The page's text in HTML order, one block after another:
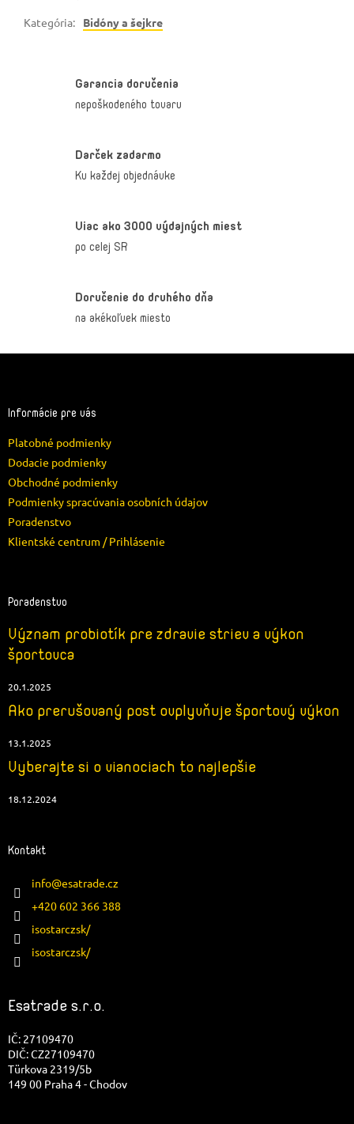
Kategória: Bidóny a šejkre
Garancia doručenia
nepoškodeného tovaru
Darček zadarmo
Ku každej objednávke
Viac ako 3000 výdajných miest
po celej SR
Doručenie do druhého dňa
na akékoľvek miesto
Informácie pre vás
Platobné podmienky
Dodacie podmienky
Obchodné podmienky
Podmienky spracúvania osobních údajov
Poradenstvo
Klientské centrum / Prihlásenie
Poradenstvo
Význam probiotík pre zdravie striev a výkon
športovca
20.1.2025
Ako prerušovaný post ovplyvňuje športový výkon
13.1.2025
Vyberajte si o vianociach to najlepšie
18.12.2024
Kontakt
info@esatrade.cz
+420 602 366 388
isostarczsk/
isostarczsk/
Esatrade s.r.o.
IČ: 27109470
DIČ: CZ27109470
Türkova 2319/5b
149 00 Praha 4 - Chodov